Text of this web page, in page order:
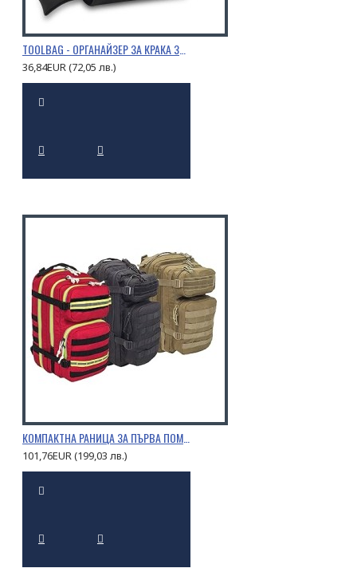
TOOLBAG - ОРГАНАЙЗЕР ЗА КРАКА ЗА СПАСИТЕЛНИ ИНСТРУМЕНТИ
36,84EUR (72,05 лв.)
КОМПАКТНА РАНИЦА ЗА ПЪРВА ПОМОЩ C2 BAG MOLLE
101,76EUR (199,03 лв.)